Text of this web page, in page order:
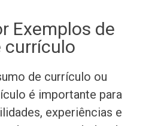
Exemplos de
currículo
de currículo ou
é importante para
experiências e